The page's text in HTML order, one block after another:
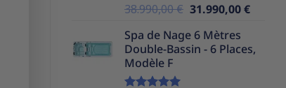
Note5.00
38.990,00€ Le
initial
était :
31.990,00€Le
est :
Spa de Nage 6 Mètres
Double-Bassin - 6 Places,
Modèle F